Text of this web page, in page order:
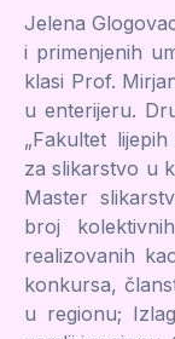
Jelena
i primenjenih
klasi Prof.
u enterijeru.
„Fakultet
za slikarstvo u
Master
broj
realizovanih
konkursa,
u regionu;